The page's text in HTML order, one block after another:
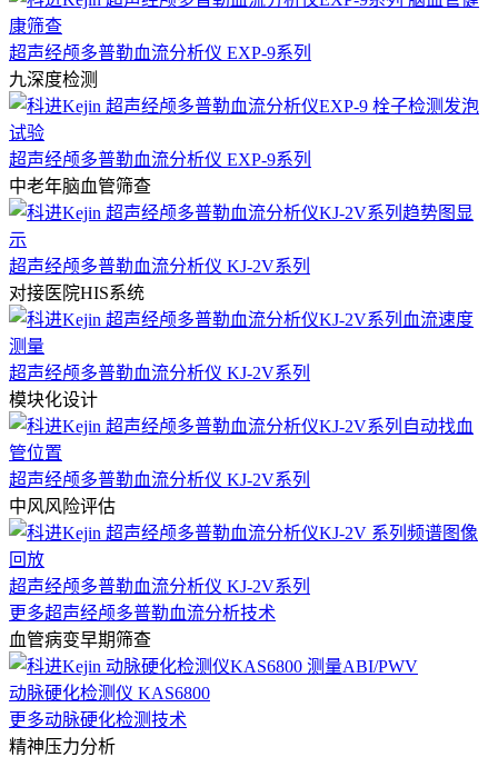
超声经颅多普勒血流分析仪 EXP-9系列
九深度检测
超声经颅多普勒血流分析仪 EXP-9系列
中老年脑血管筛查
超声经颅多普勒血流分析仪 KJ-2V系列
对接医院HIS系统
超声经颅多普勒血流分析仪 KJ-2V系列
模块化设计
超声经颅多普勒血流分析仪 KJ-2V系列
中风风险评估
超声经颅多普勒血流分析仪 KJ-2V系列
更多超声经颅多普勒血流分析技术
血管病变早期筛查
动脉硬化检测仪 KAS6800
更多动脉硬化检测技术
精神压力分析